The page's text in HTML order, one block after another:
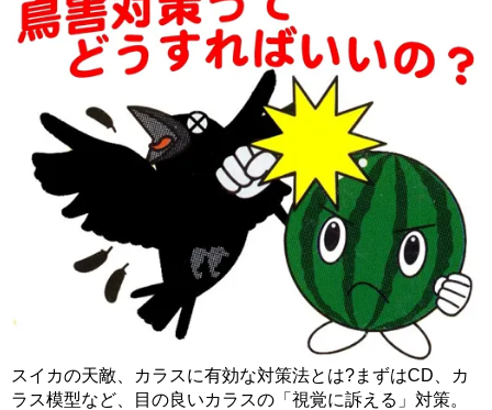
スイカの天敵、カラスに有効な対策法とは?まずはCD、カ
ラス模型など、目の良いカラスの「視覚に訴える」対策。